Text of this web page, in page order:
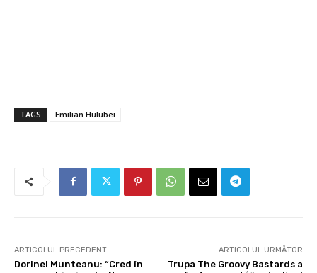
TAGS Emilian Hulubei
ARTICOLUL PRECEDENT
Dorinel Munteanu: “Cred în
ARTICOLUL URMĂTOR
Trupa The Groovy Bastards a